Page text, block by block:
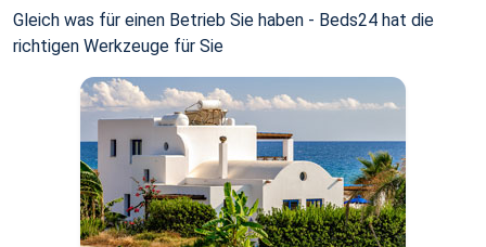
Gleich was für einen Betrieb Sie haben - Beds24 hat die
richtigen Werkzeuge für Sie